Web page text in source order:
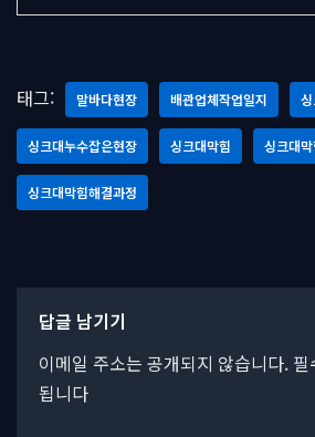
태그: 말바다현장 배관업체작업일지
싱크대누수잡은현장 싱크대막힘 싱크대
싱크대막힘해결과정
답글 남기기
이메일 주소는 공개되지 않습니다. 필
됩니다